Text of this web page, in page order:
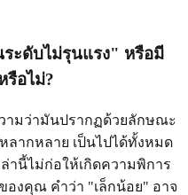
ะดับไม่รุนแรง" หรือมี
รือไม่?
ามว่ามันปรากฏด้วยลักษณะ
ากหลาย เป็นไปได้ทั้งหมด
นี้ไม่ก่อให้เกิดความพิการ
งคุณ คำว่า "เล็กน้อย" อาจ